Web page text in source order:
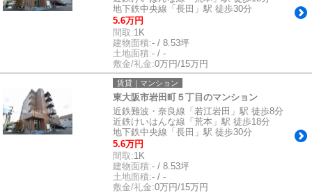
地下鉄中央線「長田」駅 徒歩30分
5.6万円
間取:1K
建物面積:- / 8.53坪
土地面積:- / -
敷金/礼金:0万円/15万円
賃貸｜マンション
東大阪市岩田町５丁目のマンション
近鉄難波・奈良線「若江岩田」駅 徒歩8分
近鉄けいはんな線「荒本」駅 徒歩18分
地下鉄中央線「長田」駅 徒歩30分
5.6万円
間取:1K
建物面積:- / 8.53坪
土地面積:- / -
敷金/礼金:0万円/15万円